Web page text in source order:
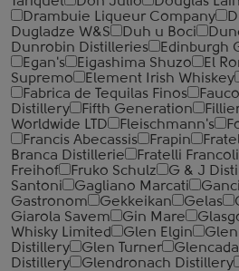
Drambuie Liqueur Company
Dugladze W&S
Duh u Boci
Dunrobin Distilleries
Edinburgh
Egan's
Eigashima Shuzo El
Supremo
Element Irish Whiskey
Fabrica de Tequilas Finos
Distillery
Fifth Generation
Worldwide LTD
Fleischmann's
Francis Abecassis
Frapin
Branca Distillerie
Fratelli ‎Francoli
Freihof
Fruko Schulz G & J
Santoni
Gagliano Marcati
Gastronom
Gekkeikan Gelas
Giarola Savem
Gin Mare
Whisky Limited
Glen Elgin
Distillery
Glen Turner
Distillery
Glendronach Distillery